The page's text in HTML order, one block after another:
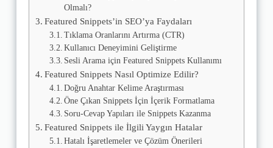
Olmalı?
Featured Snippets’in SEO’ya Faydaları
Tıklama Oranlarını Artırma (CTR)
Kullanıcı Deneyimini Geliştirme
Sesli Arama için Featured Snippets Kullanımı
Featured Snippets Nasıl Optimize Edilir?
Doğru Anahtar Kelime Araştırması
Öne Çıkan Snippets İçin İçerik Formatlama
Soru-Cevap Yapıları ile Snippets Kazanma
Featured Snippets ile İlgili Yaygın Hatalar
Hatalı İşaretlemeler ve Çözüm Önerileri